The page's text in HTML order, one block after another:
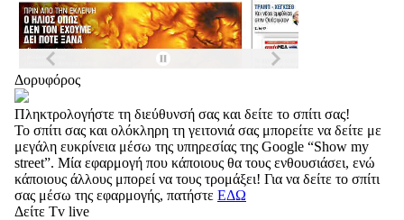
Δορυφόρος
Πληκτρολογήστε τη διεύθυνσή σας και δείτε το σπίτι σας!
Το σπίτι σας και ολόκληρη τη γειτονιά σας μπορείτε να δείτε με
μεγάλη ευκρίνεια μέσω της υπηρεσίας της Google “Show my
street”. Μία εφαρμογή που κάποιους θα τους ενθουσιάσει, ενώ
κάποιους άλλους μπορεί να τους τρομάξει! Για να δείτε το σπίτι
σας μέσω της εφαρμογής, πατήστε ΕΔΩ
Δείτε Tv live